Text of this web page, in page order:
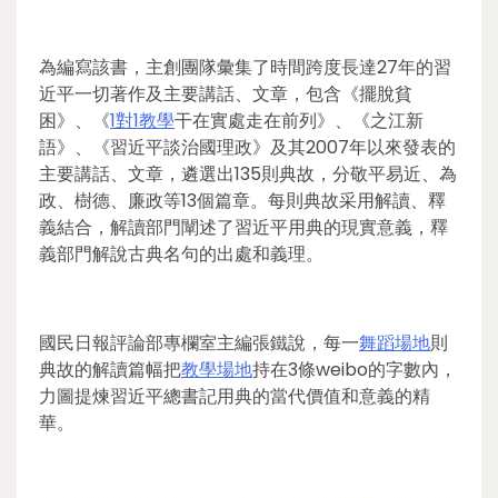
為編寫該書，主創團隊彙集了時間跨度長達27年的習
近平一切著作及主要講話、文章，包含《擺脫貧
困》、《1對1教學干在實處走在前列》、《之江新
語》、《習近平談治國理政》及其2007年以來發表的
主要講話、文章，遴選出135則典故，分敬平易近、為
政、樹德、廉政等13個篇章。每則典故采用解讀、釋
義結合，解讀部門闡述了習近平用典的現實意義，釋
義部門解說古典名句的出處和義理。
國民日報評論部專欄室主編張鐵說，每一舞蹈場地則
典故的解讀篇幅把教學場地持在3條weibo的字數內，
力圖提煉習近平總書記用典的當代價值和意義的精
華。